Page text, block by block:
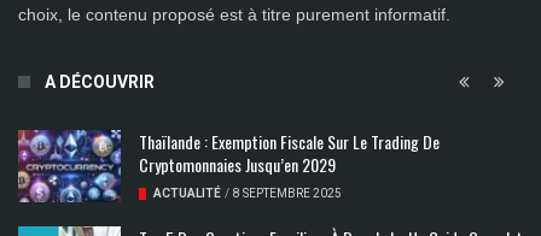
choix, le contenu proposé est à titre purement informatif.
A DÉCOUVRIR
Thaïlande : Exemption Fiscale Sur Le Trading De
Cryptomonnaies Jusqu’en 2029
ACTUALITÉ / 8 SEPTEMBRE 2025